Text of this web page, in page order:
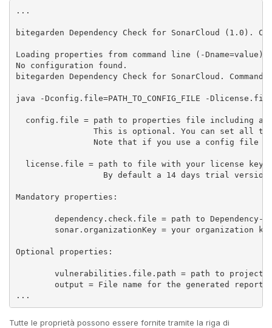
...
bitegarden Dependency Check for SonarCloud (1.0).
Loading properties from command line (-
No configuration found.
bitegarden Dependency Check for SonarCloud. Command
java -Dconfig.file=PATH_TO_CONFIG_FILE -
config.file = path to properties file including
This is optional. You can set all
Note that if you use a config file
license.file = path to file with your license key
By default a 14 days trial
Mandatory properties:
dependency.check.file = path to Dependency-
sonar.organizationKey = your organization
Optional properties:
vulnerabilities.file.path = path to project
output = File name for the generated report
...
Tutte le proprietà possono essere fornite tramite la riga di